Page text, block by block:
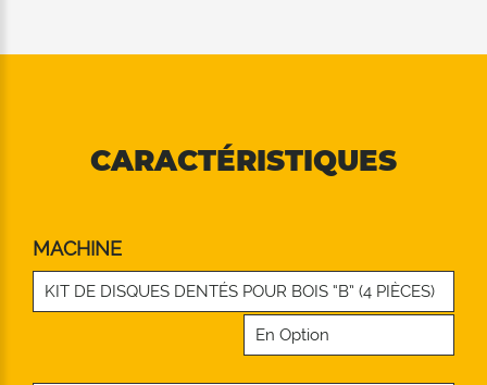
CARACTÉRISTIQUES
MACHINE
KIT DE DISQUES DENTÉS POUR BOIS “B” (4 PIÈCES)
En Option